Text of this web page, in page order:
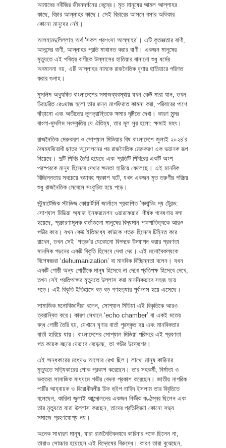
আমাদের নবীজির জীবনদর্শনের কেন্দ্রে। মৃত মানুষের আমল আল্লাহর
কাছে, বিচার আল্লাহর কাছে। সেই বিচারের আসনে বসার অধিকার
কোনো মানুষের নেই।
আলহামদুলিল্লাহ অর্থ ‘সকল প্রশংসা আল্লাহর’। এটি কৃতজ্ঞতার বাণী,
আনন্দের বাণী, আল্লাহর প্রতি মাথানত করার বাণী। একজন মানুষের
মৃত্যুতে এই পবিত্র বাণীকে উল্লাসের হাতিয়ার বানানো শুধু ধর্মের
অবমাননা নয়, এটি আল্লাহর নামকে রাজনৈতিক ঘৃণার হাতিয়ারে পরিণত
করার গুনাহ।
মুসলিম অধ্যুষিত বাংলাদেশের সমাজব্যবস্থায় যখন কেউ মারা যান, তখন
চিরাচরিত রেওয়াজ হলো তার জন্য মাগফিরাত কামনা করা, পরিবারের পাশে
দাঁড়ানো এবং অতীতের ভুলভ্রান্তিকে ক্ষমার দৃষ্টিতে দেখা। কারণ সুন্দর
বাংলা-মুসলিম সংস্কৃতির যে ঐতিহ্য, তার মূল সুর হলো: ক্ষমাই মহৎ।
রাজনৈতিক মেরুকরণ ও সোশ্যাল মিডিয়ার বিষ বাংলাদেশে জুলাই ২০২৪’র
বৈষম্যবিরোধী ছাত্র আন্দোলনের পর রাজনৈতিক মেরুকরণ এক ভয়ানক রূপ
নিয়েছে। দুটি শিবির তৈরি হয়েছে এবং প্রতিটি শিবিরের একটি অংশ
পরস্পরকে মানুষ হিসেবে দেখার ক্ষমতা হারিয়ে ফেলেছে। এই মানবিক
বিচ্ছিন্নতার সবচেয়ে ভয়াবহ প্রকাশ ঘটে, যখন একজন মৃত তরুণীর পরিচয়
শুধু রাজনৈতিক লেবেলে সংকুচিত হয়ে পড়ে।
স্ট্র্যাটেজিক স্টাডিজ কোয়ার্টার্লি জার্নালে প্রকাশিত ‘কমান্ডিং দ্য ট্রেন্ড:
সোশ্যাল মিডিয়া অ্যাজ ইনফরমেশন ওয়ারফেয়ার’ শীর্ষক গবেষণায় বলা
হয়েছে, প্রচারণামূলক বার্তাগুলো মানুষের বিদ্যমান পক্ষপাতিত্বকে আরও
গভীর করে। যখন কেউ ইতিমধ্যে কাউকে শত্রু হিসেবে চিহ্নিত করে
রাখেন, তখন সেই ‘শত্রু’র যেকোনো বিপদকে উদযাপন করার প্রবণতা
মানসিক গড়নের একটি বিকৃতি হিসেবে দেখা দেয়। এই মনোবৈকল্যকে
বিশেষজ্ঞরা ‘dehumanization’ বা মানবিক বিচ্ছিন্নতা বলেন। যখন
একটি গোষ্ঠী অন্য গোষ্ঠীকে মানুষ হিসেবে না দেখে প্রতিপক্ষ হিসেবে দেখে,
তখন সেই প্রতিপক্ষের মৃত্যুতে উল্লাস করা মানসিকভাবে সহজ হয়ে
পড়ে। এই বিকৃতি ইতিহাসে বড় বড় গণহত্যার পূর্বাভাস হয়ে এসেছে।
সামাজিক মনোবিজ্ঞানীরা বলেন, সোশ্যাল মিডিয়া এই বিকৃতিকে আরও
ত্বরান্বিত করে। কারণ সেখানে ‘echo chamber’ বা একই মতের
বদ্ধ গোষ্ঠী তৈরি হয়, যেখানে ঘৃণার বার্তা পুরস্কৃত হয় এবং মানবিকতার
বার্তা হারিয়ে যায়। বাংলাদেশের সোশ্যাল মিডিয়া পরিসরে এই প্রবণতা
গত কয়েক বছরে যেভাবে বেড়েছে, তা গভীর উদ্বেগের।
এই অন্ধকারের মধ্যেও আলোর রেখা ছিল। লাখো মানুষ কারিনার
মৃত্যুতে সত্যিকারের শোক প্রকাশ করেছেন। তার সহকর্মী, নির্মাতা ও
ভক্তরা সামাজিক মাধ্যমে গভীর বেদনা প্রকাশ করেছেন। জাতীয় নাগরিক
পার্টির আহ্বায়ক ও বিরোধীদলীয় চিফ হুইপ নাহিদ ইসলাম তার বিবৃতিতে
বলেছেন, কারিনা জুলাই আন্দোলনের একজন নির্ভীক কণ্ঠস্বর ছিলেন এবং
তার মৃত্যুতে যারা উল্লাস করছেন, তাদের প্রতিক্রিয়া কোনো সভ্য
সমাজে গ্রহণযোগ্য নয়।
অনেক সাধারণ মানুষ, যারা রাজনৈতিকভাবে কারিনার পক্ষে ছিলেন না,
তারাও সোচ্চার হয়েছেন এই বিদ্বেষের বিরুদ্ধে। কারণ তারা বুঝেছেন,